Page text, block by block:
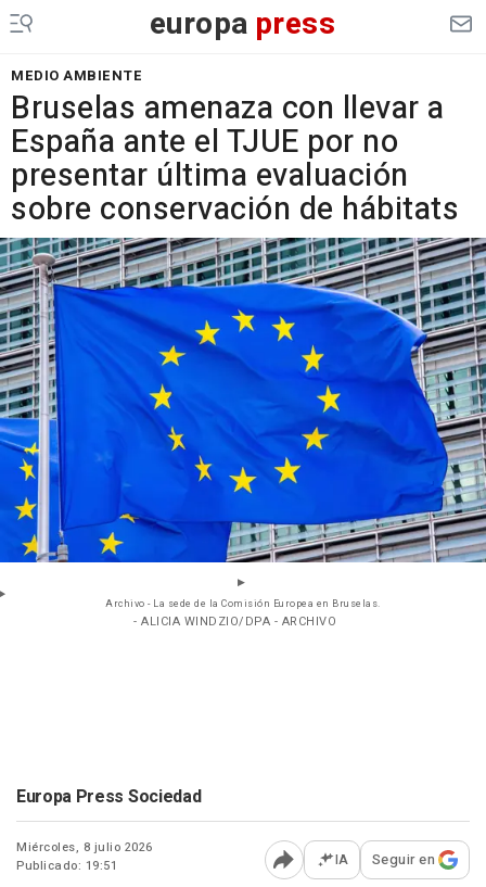
europa press
MEDIO AMBIENTE
Bruselas amenaza con llevar a
España ante el TJUE por no
presentar última evaluación
sobre conservación de hábitats
Archivo - La sede de la Comisión Europea en Bruselas.
- ALICIA WINDZIO/DPA - ARCHIVO
Europa Press Sociedad
Miércoles, 8 julio 2026
Publicado: 19:51
Abrir opciones para
IA Seguir en